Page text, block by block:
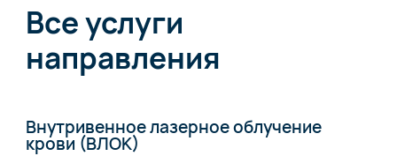
Все услуги
направления
Внутривенное лазерное облучение
крови (ВЛОК)